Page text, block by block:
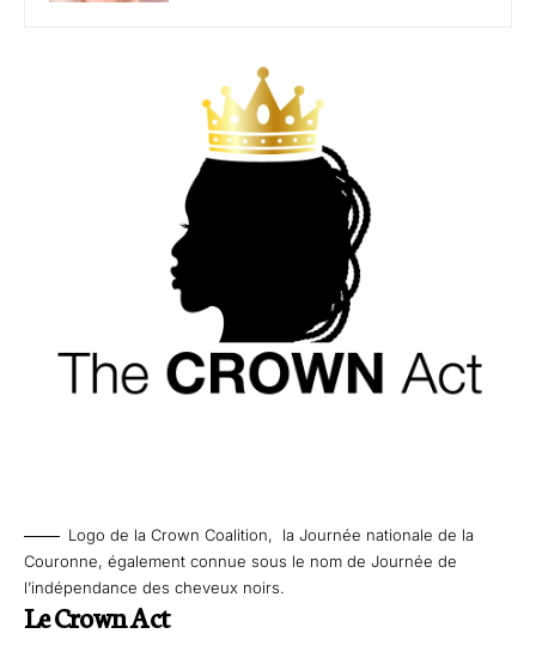
Logo de la Crown Coalition, la Journée nationale de la
Couronne, également connue sous le nom de Journée de
l’indépendance des cheveux noirs.
Le Crown Act